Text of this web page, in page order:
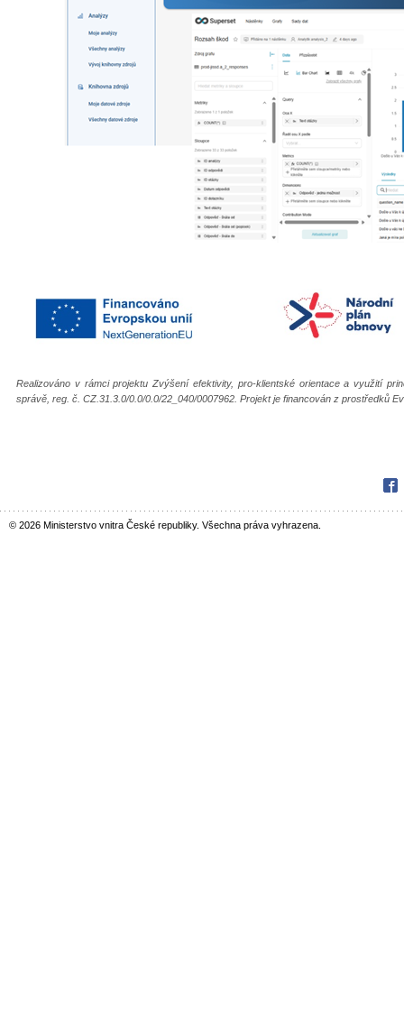
Realizováno v rámci projektu Zvýšení efektivity, pro-klientské orientace a využití
správě, reg. č. CZ.31.3.0/0.0/0.0/22_040/0007962. Projekt je financován z prostředků
© 2026 Ministerstvo vnitra České republiky. Všechna práva vyhrazena.